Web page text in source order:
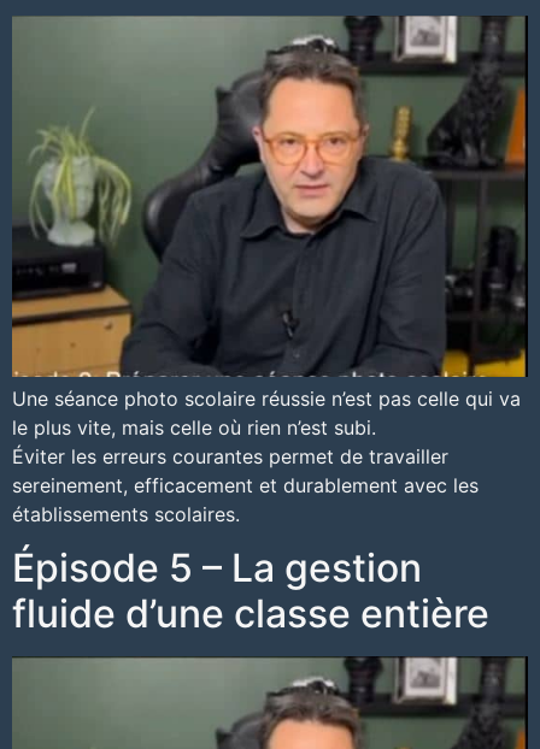
Une séance photo scolaire réussie n’est pas celle qui va
le plus vite, mais celle où rien n’est subi.
Éviter les erreurs courantes permet de travailler
sereinement, efficacement et durablement avec les
établissements scolaires.
Épisode 5 – La gestion
fluide d’une classe entière